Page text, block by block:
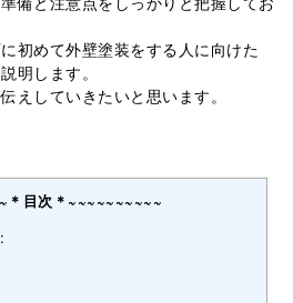
初めて外壁塗装をする人に向けた
明します。
えしていきたいと思います。
＊目次＊~~~~~~~~~~